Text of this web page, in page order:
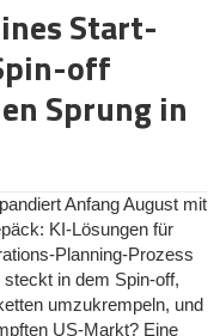
Frankfurt am Main
Start-
off
Sprung in
Anfang August mit
KI-Lösungen für
Planning-Prozess
in dem Spin-off,
umzukrempeln, und
US-Markt? Eine